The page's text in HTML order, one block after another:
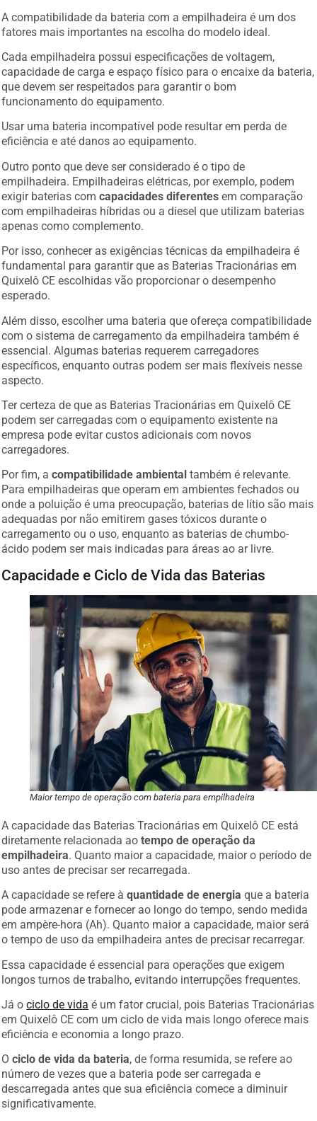
A compatibilidade da bateria com a empilhadeira é um dos
fatores mais importantes na escolha do modelo ideal.
Cada empilhadeira possui especificações de voltagem,
capacidade de carga e espaço físico para o encaixe da bateria,
que devem ser respeitados para garantir o bom
funcionamento do equipamento.
Usar uma bateria incompatível pode resultar em perda de
eficiência e até danos ao equipamento.
Outro ponto que deve ser considerado é o tipo de
empilhadeira. Empilhadeiras elétricas, por exemplo, podem
exigir baterias comcapacidades diferentes em comparação
com empilhadeiras híbridas ou a diesel que utilizam baterias
apenas como complemento.
Por isso, conhecer as exigências técnicas da empilhadeira é
fundamental para garantir que as Baterias Tracionárias em
Quixelô CE escolhidas vão proporcionar o desempenho
esperado.
Além disso, escolher uma bateria que ofereça compatibilidade
com o sistema de carregamento da empilhadeira também é
essencial. Algumas baterias requerem carregadores
específicos, enquanto outras podem ser mais flexíveis nesse
aspecto.
Ter certeza de que as Baterias Tracionárias em Quixelô CE
podem ser carregadas com o equipamento existente na
empresa pode evitar custos adicionais com novos
carregadores.
Por fim, acompatibilidade ambiental também é relevante.
Para empilhadeiras que operam em ambientes fechados ou
onde a poluição é uma preocupação, baterias de lítio são mais
adequadas por não emitirem gases tóxicos durante o
carregamento ou o uso, enquanto as baterias de chumbo-
ácido podem ser mais indicadas para áreas ao ar livre.
Capacidade e Ciclo de Vida das Baterias
Maior tempo de operação com bateria para empilhadeira
A capacidade das Baterias Tracionárias em Quixelô CE está
diretamente relacionada aotempo de operação da
empilhadeira. Quanto maior a capacidade, maior o período de
uso antes de precisar ser recarregada.
A capacidade se refere àquantidade de energia que a bateria
pode armazenar e fornecer ao longo do tempo, sendo medida
em ampère-hora (Ah). Quanto maior a capacidade, maior será
o tempo de uso da empilhadeira antes de precisar recarregar.
Essa capacidade é essencial para operações que exigem
longos turnos de trabalho, evitando interrupções frequentes.
Já ociclo de vida é um fator crucial, pois Baterias Tracionárias
em Quixelô CE com um ciclo de vida mais longo oferece mais
eficiência e economia a longo prazo.
Ociclo de vida da bateria, de forma resumida, se refere ao
número de vezes que a bateria pode ser carregada e
descarregada antes que sua eficiência comece a diminuir
significativamente.